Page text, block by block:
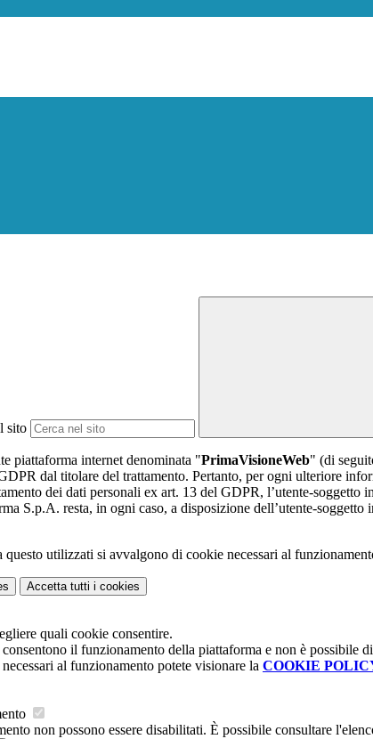
sito
piattaforma internet denominata "PrimaVisioneWeb" (di
dal titolare del trattamento. Pertanto, per ogni ulteriore
dei dati personali ex art. 13 del GDPR, l’utente-
S.p.A. resta, in ogni caso, a disposizione dell’utente-
utilizzati si avvalgono di cookie necessari al
Accetta tutti i cookies
quali cookie consentire.
il funzionamento della piattaforma e non è possibile
al funzionamento potete visionare la COOKIE
non possono essere disabilitati. È possibile consultare